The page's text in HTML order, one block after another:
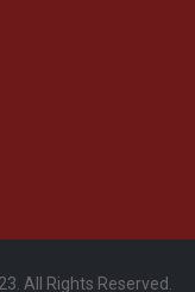
All Rights Reserved.